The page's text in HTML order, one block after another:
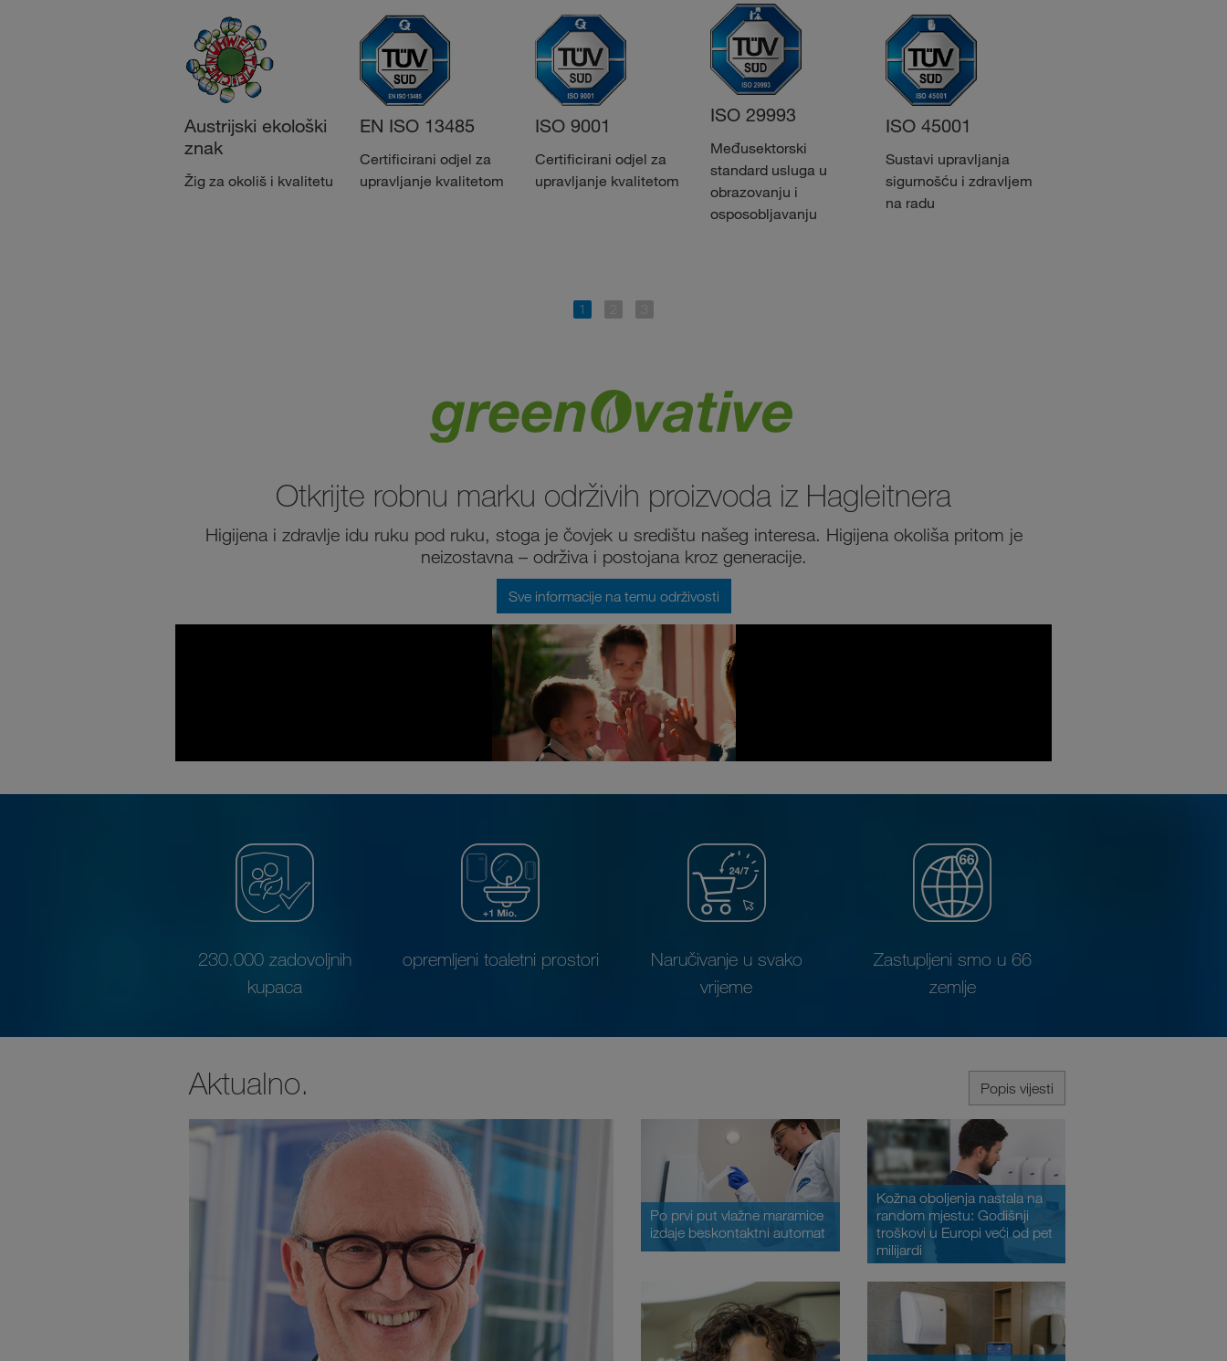
Austrijski ekološki
znak
Žig za okoliš i kvalitetu
EN ISO 13485
Certificirani odjel za
upravljanje kvalitetom
ISO 9001
Certificirani odjel za
upravljanje kvalitetom
ISO 29993
Međusektorski
standard usluga u
obrazovanju i
osposobljavanju
ISO 45001
Sustavi upravljanja
sigurnošću i zdravljem
na radu
Otkrijte robnu marku održivih proizvoda iz Hagleitnera
Higijena i zdravlje idu ruku pod ruku, stoga je čovjek u središtu našeg interesa. Higijena okoliša pritom je
neizostavna – održiva i postojana kroz generacije.
Sve informacije na temu održivosti
230.000 zadovoljnih
kupaca
opremljeni toaletni prostori
Naručivanje u svako
vrijeme
Zastupljeni smo u 66
zemlje
Popis vijesti
Aktualno.
Po prvi put vlažne maramice
izdaje beskontaktni automat
Kožna oboljenja nastala na
random mjestu: Godišnji
troškovi u Europi veći od pet
milijardi